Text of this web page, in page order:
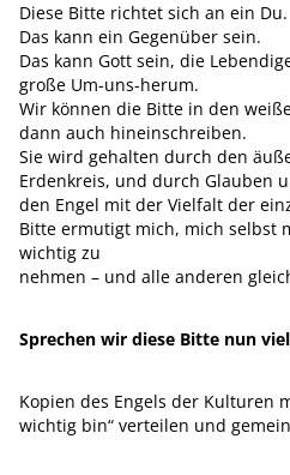
Diese Bitte richtet sich an ein Du.
Das kann ein Gegenüber sein.
Das kann Gott sein, die
große Um-uns-herum.
Wir können die Bitte in den
dann auch hineinschreiben.
Sie wird gehalten durch den
Erdenkreis, und durch Glauben
den Engel mit der Vielfalt der
Bitte ermutigt mich, mich selbst
wichtig zu
nehmen – und alle anderen
Sprechen wir diese Bitte nun
Kopien des Engels der Kulturen
wichtig bin“ verteilen und